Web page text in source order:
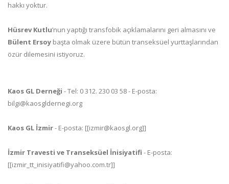
hakkı yoktur.
Hüsrev Kutlu’nun yaptığı transfobik açıklamalarını geri almasını ve
Bülent Ersoy başta olmak üzere bütün transeksüel yurttaşlarından
özür dilemesini istiyoruz.
Kaos GL Derneği - Tel: 0 312. 230 03 58 - E-posta:
bilgi@kaosgldernegi.org
Kaos GL İzmir- E-posta: [[izmir@kaosgl.org]]
İzmir Travesti ve Transeksüel İnisiyatifi - E-posta:
[[izmir_tt_inisiyatifi@yahoo.com.tr]]